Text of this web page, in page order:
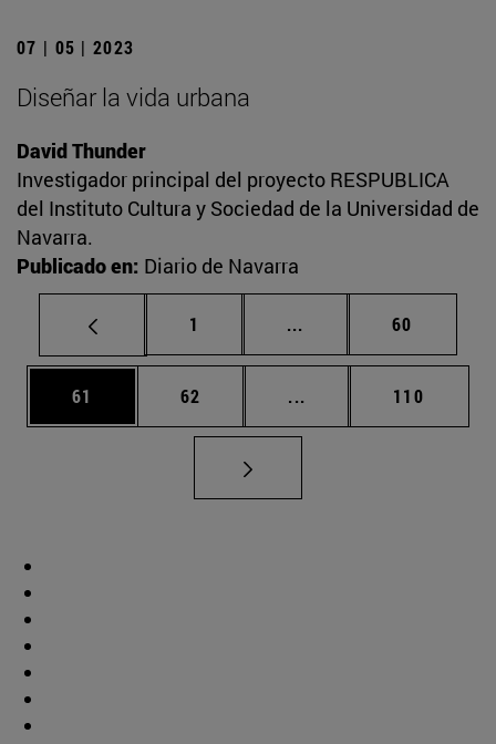
07 | 05 | 2023
Diseñar la vida urbana
David Thunder
Investigador principal del proyecto RESPUBLICA
del Instituto Cultura y Sociedad de la Universidad de
Navarra.
Publicado en: Diario de Navarra
Página
1 ... Páginas intermedias
Página
60
Página
61 Página
62 ... Páginas intermedias
Página
110